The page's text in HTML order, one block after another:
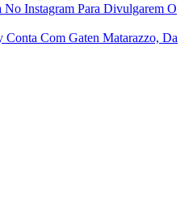
Instagram Para Divulgarem O
Com Gaten Matarazzo, Da